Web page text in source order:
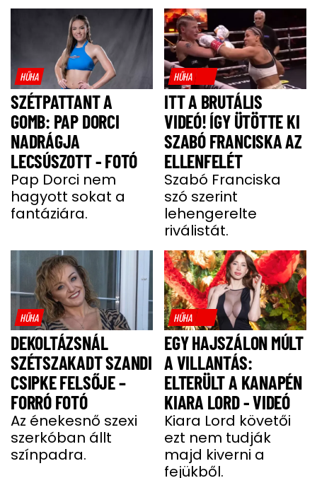
HŰHA
SZÉTPATTANT A
GOMB: PAP DORCI
NADRÁGJA
LECSÚSZOTT - FOTÓ
Pap Dorci nem
hagyott sokat a
fantáziára.
HŰHA
ITT A BRUTÁLIS
VIDEÓ! ÍGY ÜTÖTTE KI
SZABÓ FRANCISKA AZ
ELLENFELÉT
Szabó Franciska
szó szerint
lehengerelte
riválistát.
HŰHA
DEKOLTÁZSNÁL
SZÉTSZAKADT SZANDI
CSIPKE FELSŐJE –
FORRÓ FOTÓ
Az énekesnő szexi
szerkóban állt
színpadra.
HŰHA
EGY HAJSZÁLON MÚLT
A VILLANTÁS:
ELTERÜLT A KANAPÉN
KIARA LORD - VIDEÓ
Kiara Lord követői
ezt nem tudják
majd kiverni a
fejükből.